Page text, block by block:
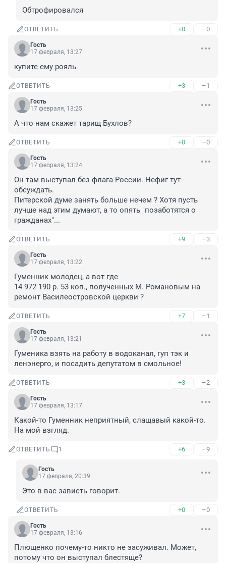
Обтрофировался
ОТВЕТИТЬ +0 –0
Гость
17 февраля, 13:27
купите ему рояль
ОТВЕТИТЬ +3 –1
Гость
17 февраля, 13:25
А что нам скажет тарищ Бухлов?
ОТВЕТИТЬ +0 –0
Гость
17 февраля, 13:24
Он там выступал без флага России. Нефиг тут
обсуждать.
Питерской думе занять больше нечем ? Хотя пусть
лучше над этим думают, а то опять "позаботятся о
гражданах"...
ОТВЕТИТЬ +9 –3
Гость
17 февраля, 13:22
Гуменник молодец, а вот где
14 972 190 р. 53 коп., полученных М. Романовым на
ремонт Василеостровской церкви ?
ОТВЕТИТЬ +7 –1
Гость
17 февраля, 13:21
Гуменика взять на работу в водоканал, гуп тэк и
ленэнерго, и посадить депутатом в смольное!
ОТВЕТИТЬ +3 –2
Гость
17 февраля, 13:17
Какой-то Гуменник неприятный, слащавый какой-то.
На мой взгляд.
ОТВЕТИТЬ 1 +6 –9
Гость
17 февраля, 20:39
Это в вас зависть говорит.
ОТВЕТИТЬ +0 –0
Гость
17 февраля, 13:16
Плющенко почему-то никто не засуживал. Может,
потому что он выступал блестяще?